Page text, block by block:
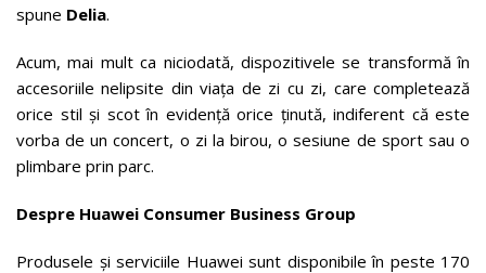
spune Delia.
Acum, mai mult ca niciodată, dispozitivele se transformă în
accesoriile nelipsite din viața de zi cu zi, care completează
orice stil și scot în evidență orice ținută, indiferent că este
vorba de un concert, o zi la birou, o sesiune de sport sau o
plimbare prin parc.
Despre Huawei Consumer Business Group
Produsele și serviciile Huawei sunt disponibile în peste 170